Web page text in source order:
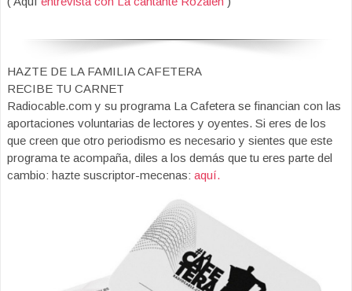
HAZTE DE LA FAMILIA CAFETERA
RECIBE TU CARNET
Radiocable.com y su programa La Cafetera se financian con las
aportaciones voluntarias de lectores y oyentes. Si eres de los
que creen que otro periodismo es necesario y sientes que este
programa te acompaña, diles a los demás que tu eres parte del
cambio: hazte suscriptor-mecenas: aquí.